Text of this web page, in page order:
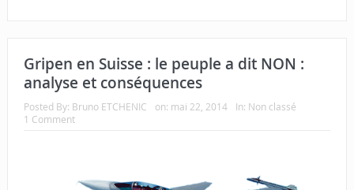
Gripen en Suisse : le peuple a dit NON :
analyse et conséquences
Posted By: Bruno ETCHENIC on: mai 22, 2014 In: Non classé
1 Comment